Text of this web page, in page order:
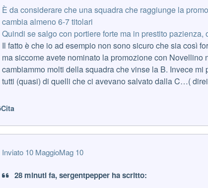
È da considerare che una squadra che raggiunge la
cambia almeno 6-7 titolari
Quindi se salgo con portiere forte ma in prestito pazienza,
Il fatto è che io ad esempio non sono sicuro che sia così
ma siccome avete nominato la promozione con Novellino
cambiammo molti della squadra che vinse la B. Invece
tutti (quasi) di quelli che ci avevano salvato dalla C…(
Cita
Inviato 10 MaggioMag 10
28 minuti fa, sergentpepper ha scritto: